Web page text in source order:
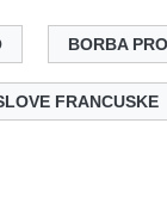
BORBA
FRANCUSKE